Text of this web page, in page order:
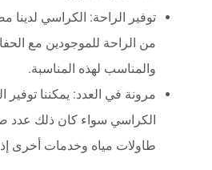
توفير الراحة: الكراسي لدينا
من الراحة للموجودين مع
والمناسب لهذه المناسبة.
مرونة في العدد: يمكننا توفير
الكراسي سواء كان ذلك عدد
طاولات مياه وخدمات أخرى